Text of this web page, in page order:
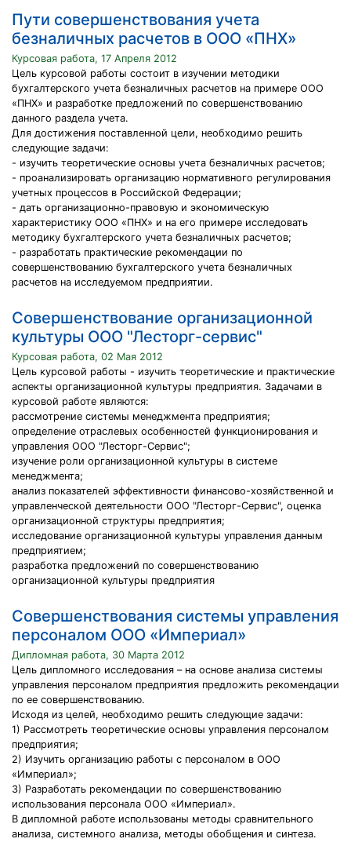
Пути совершенствования учета
безналичных расчетов в ООО «ПНХ»
Курсовая работа, 17 Апреля 2012
Цель курсовой работы состоит в изучении методики
бухгалтерского учета безналичных расчетов на примере ООО
«ПНХ» и разработке предложений по совершенствованию
данного раздела учета.
Для достижения поставленной цели, необходимо решить
следующие задачи:
- изучить теоретические основы учета безналичных расчетов;
- проанализировать организацию нормативного регулирования
учетных процессов в Российской Федерации;
- дать организационно-правовую и экономическую
характеристику ООО «ПНХ» и на его примере исследовать
методику бухгалтерского учета безналичных расчетов;
- разработать практические рекомендации по
совершенствованию бухгалтерского учета безналичных
расчетов на исследуемом предприятии.
Совершенствование организационной
культуры ООО "Лесторг-сервис"
Курсовая работа, 02 Мая 2012
Цель курсовой работы - изучить теоретические и практические
аспекты организационной культуры предприятия. Задачами в
курсовой работе являются:
рассмотрение системы менеджмента предприятия;
определение отраслевых особенностей функционирования и
управления ООО "Лесторг-Сервис";
изучение роли организационной культуры в системе
менеджмента;
анализ показателей эффективности финансово-хозяйственной и
управленческой деятельности ООО "Лесторг-Сервис", оценка
организационной структуры предприятия;
исследование организационной культуры управления данным
предприятием;
разработка предложений по совершенствованию
организационной культуры предприятия
Совершенствования системы управления
персоналом ООО «Империал»
Дипломная работа, 30 Марта 2012
Цель дипломного исследования – на основе анализа системы
управления персоналом предприятия предложить рекомендации
по ее совершенствованию.
Исходя из целей, необходимо решить следующие задачи:
1) Рассмотреть теоретические основы управления персоналом
предприятия;
2) Изучить организацию работы с персоналом в ООО
«Империал»;
3) Разработать рекомендации по совершенствованию
использования персонала ООО «Империал».
В дипломной работе использованы методы сравнительного
анализа, системного анализа, методы обобщения и синтеза.